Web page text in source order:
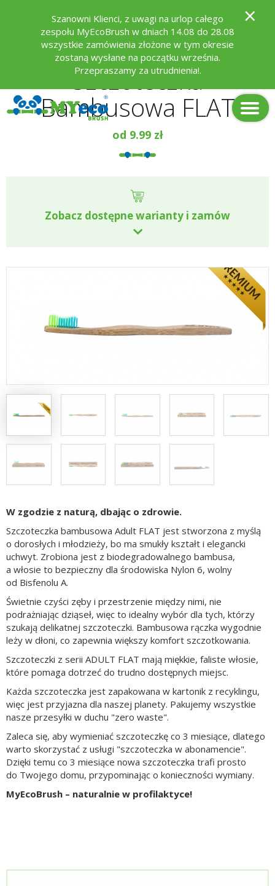
×
Szanowni Klienci, z uwagi na urlop całego
zespołu MyEcoBrush w dniach 14.08 do 28.08
wszystkie zamówienia złożone w tym okresie
zostaną wysłane na początku września.
Przepraszamy za utrudnienia!.
Szczoteczka
Bambusowa FLAT
od 9.99zł
Zobacz dostępne warianty i zamów
W zgodzie z naturą, dbając o zdrowie.
Szczoteczka bambusowa Adult FLAT jest stworzona z myślą
o dorosłych i młodzieży, bo ma smukły kształt i elegancki
uchwyt. Zrobiona jest z biodegradowalnego bambusa,
a włosie to bezpieczny dla środowiska Nylon 6, wolny
od Bisfenolu A.
Świetnie czyści zęby i przestrzenie między nimi, nie
podrażniając dziąseł, więc to idealny wybór dla tych, którzy
szukają delikatnej szczoteczki. Bambusowa rączka wygodnie
leży w dłoni, co zapewnia większy komfort szczotkowania.
Szczoteczki z serii ADULT FLAT mają miękkie, faliste włosie,
które pomaga dotrzeć do trudno dostępnych miejsc.
Każda szczoteczka jest zapakowana w kartonik z recyklingu,
więc jest przyjazna dla naszej planety. Pakujemy wszystkie
nasze przesyłki w duchu "zero waste".
Zaleca się, aby wymieniać szczoteczkę co 3 miesiące, dlatego
warto skorzystać z usługi "szczoteczka w abonamencie".
Dzięki temu co 3 miesiące nowa szczoteczka trafi prosto
do Twojego domu, przypominając o konieczności wymiany.
MyEcoBrush – naturalnie w profilaktyce!